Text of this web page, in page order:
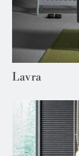
Lavra